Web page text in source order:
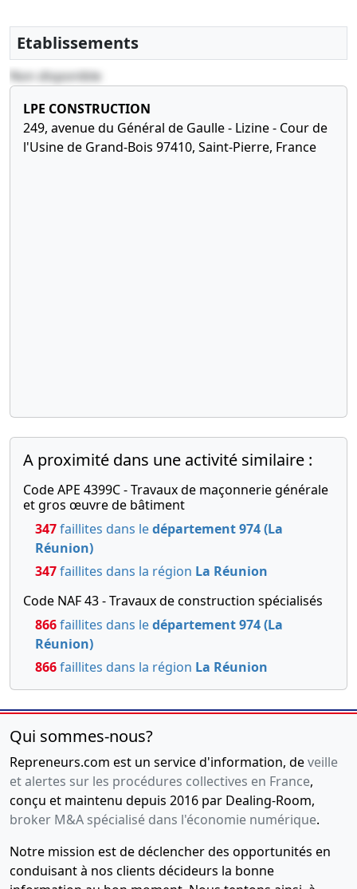
constaté la modification
enregistrée, certifié
conforme par le
30-11--0001
Copie des statuts mis à
jour
Etablissements
Non disponible
LPE CONSTRUCTION
249, avenue du Général de Gaulle - Lizine - Cour de
l'Usine de Grand-Bois 97410, Saint-Pierre, France
A proximité dans une activité similaire :
Code APE 4399C - Travaux de maçonnerie générale
et gros œuvre de bâtiment
347faillites dans ledépartement 974 (La
Réunion)
347faillites dans la région La Réunion
Code NAF 43 - Travaux de construction spécialisés
866faillites dans ledépartement 974 (La
Réunion)
866faillites dans la région La Réunion
Qui sommes-nous?
Repreneurs.com est un service d'information, deveille
et alertes sur les procédures collectives en France,
conçu et maintenu depuis 2016 par Dealing-Room,
broker M&A spécialisé dans l'économie numérique.
Notre mission est de déclencher des opportunités en
conduisant à nos clients décideurs la bonne